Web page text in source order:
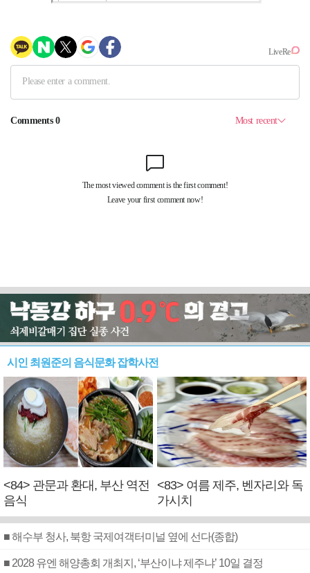
시인 최원준의 음식문화 잡학사전
<84> 관문과 환대, 부산 역전
음식
<83> 여름 제주, 벤자리와 독
가시치
■ 해수부 청사, 북항 국제여객터미널 옆에 선다(종합)
■ 2028 유엔 해양총회 개최지, ‘부산이냐 제주냐’ 10일 결정